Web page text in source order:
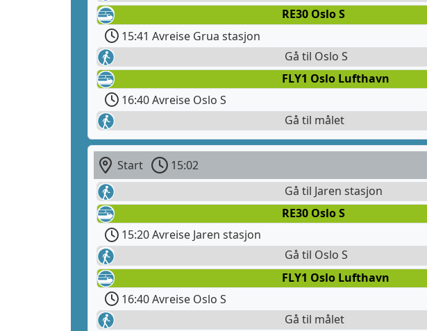
RE30 Oslo S
15:41 Avreise Grua stasjon
Gå til Oslo S
FLY1 Oslo Lufthavn
16:40 Avreise Oslo S
Gå til målet
Start 15:02
Gå til Jaren stasjon
RE30 Oslo S
15:20 Avreise Jaren stasjon
Gå til Oslo S
FLY1 Oslo Lufthavn
16:40 Avreise Oslo S
Gå til målet